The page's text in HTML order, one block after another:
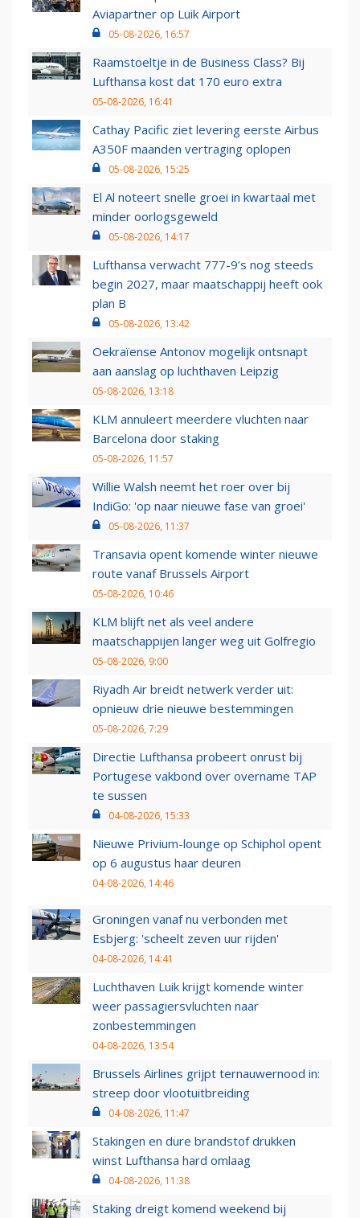
Aviapartner op Luik Airport
05-08-2026, 16:57
Raamstoeltje in de Business Class? Bij
Lufthansa kost dat 170 euro extra
05-08-2026, 16:41
Cathay Pacific ziet levering eerste Airbus
A350F maanden vertraging oplopen
05-08-2026, 15:25
El Al noteert snelle groei in kwartaal met
minder oorlogsgeweld
05-08-2026, 14:17
Lufthansa verwacht 777-9’s nog steeds
begin 2027, maar maatschappij heeft ook
plan B
05-08-2026, 13:42
Oekraïense Antonov mogelijk ontsnapt
aan aanslag op luchthaven Leipzig
05-08-2026, 13:18
KLM annuleert meerdere vluchten naar
Barcelona door staking
05-08-2026, 11:57
Willie Walsh neemt het roer over bij
IndiGo: 'op naar nieuwe fase van groei'
05-08-2026, 11:37
Transavia opent komende winter nieuwe
route vanaf Brussels Airport
05-08-2026, 10:46
KLM blijft net als veel andere
maatschappijen langer weg uit Golfregio
05-08-2026, 9:00
Riyadh Air breidt netwerk verder uit:
opnieuw drie nieuwe bestemmingen
05-08-2026, 7:29
Directie Lufthansa probeert onrust bij
Portugese vakbond over overname TAP
te sussen
04-08-2026, 15:33
Nieuwe Privium-lounge op Schiphol opent
op 6 augustus haar deuren
04-08-2026, 14:46
Groningen vanaf nu verbonden met
Esbjerg: 'scheelt zeven uur rijden'
04-08-2026, 14:41
Luchthaven Luik krijgt komende winter
weer passagiersvluchten naar
zonbestemmingen
04-08-2026, 13:54
Brussels Airlines grijpt ternauwernood in:
streep door vlootuitbreiding
04-08-2026, 11:47
Stakingen en dure brandstof drukken
winst Lufthansa hard omlaag
04-08-2026, 11:38
Staking dreigt komend weekend bij